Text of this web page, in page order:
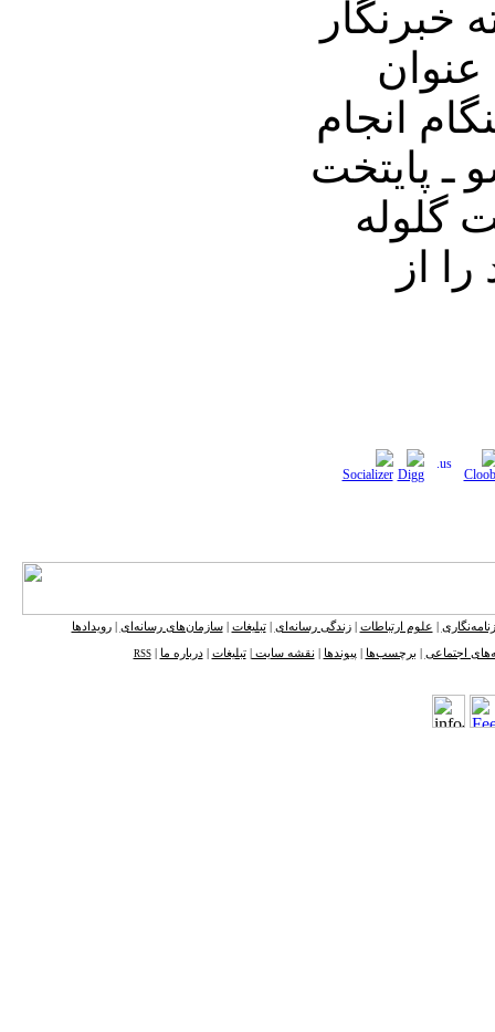
عنوان
انجام
ـ پایتخت
گلوله
از
علوم ارتباطات |زندگی رسانه‌ای |تبلیغات سازمان‌های رسانه‌ای |رویدادها
اجتماعی برچسب‌ها پیوندها نقشه ‌سایت تبلیغات |درباره ما |
RSS